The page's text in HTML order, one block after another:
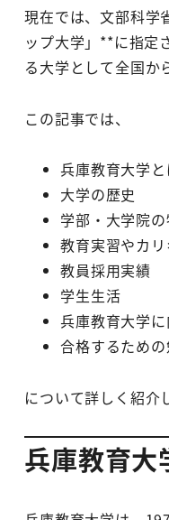
現在では、文部科学
ップ大学」**に指定
る大学として全国か
この記事では、
兵庫教育大学
大学の歴史
学部・大学院
教育実習やカ
教員採用実績
学生生活
兵庫教育大学
合格するため
について詳しく紹介
兵庫教育大